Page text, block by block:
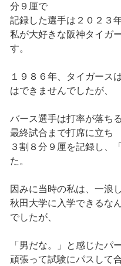
分９厘で
記録した選手は２０２３
私が大好きな阪神タイガ
す。
１９８６年、タイガース
はできませんでしたが、
バース選手は打率が落ち
最終試合まで打席に立ち
３割８分９厘を記録し、
た。
因みに当時の私は、一浪
秋田大学に入学できるな
でしたが、
「男だな。」と感じたパ
頑張って試験にパスして